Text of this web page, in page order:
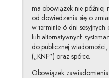
ma obowiązek nie później
od dowiedzenia się o
w terminie 6 dni sesyjnych
lub alternatywnych
do publicznej
(„KNF”) oraz spółce.
Obowiązek